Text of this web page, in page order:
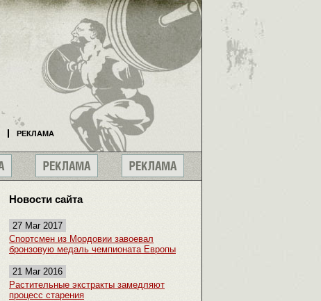
Новости сайта
27 Mar 2017
Спортсмен из Мордовии завоевал
бронзовую медаль чемпионата Европы
21 Mar 2016
Растительные экстракты замедляют
процесс старения
РЕКЛАМА